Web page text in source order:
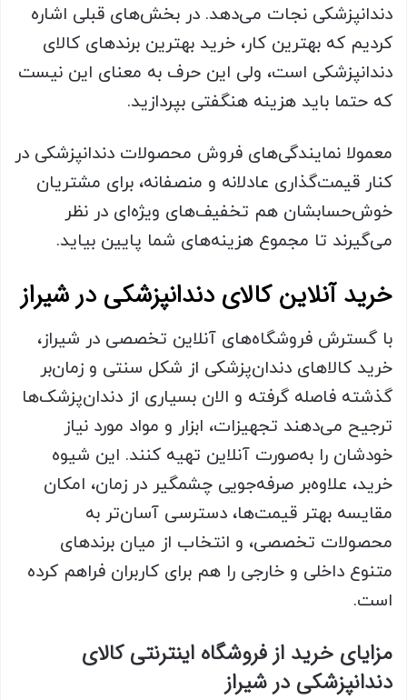
دندانپزشکی نجات می‌دهد. در بخش‌های قبلی اشاره
کردیم که بهترین کار، خرید بهترین برندهای کالای
دندانپزشکی است، ولی این حرف به معنای این نیست
که حتما باید هزینه هنگفتی بپردازید.
معمولا نمایندگی‌های فروش محصولات دندانپزشکی در
کنار قیمت‌گذاری عادلانه و منصفانه، برای مشتریان
خوش‌حسابشان هم تخفیف‌های ویژه‌ای در نظر
می‌گیرند تا مجموع هزینه‌های شما پایین بیاید.
خرید آنلاین کالای دندانپزشکی در شیراز
با گسترش فروشگاه‌های آنلاین تخصصی در شیراز،
خرید کالاهای دندان‌پزشکی از شکل سنتی و زمان‌بر
گذشته فاصله گرفته و الان بسیاری از دندان‌پزشک‌ها
ترجیح می‌دهند تجهیزات، ابزار و مواد مورد نیاز
خودشان را به‌صورت آنلاین تهیه کنند. این شیوه
خرید، علاوه‌بر صرفه‌جویی چشمگیر در زمان، امکان
مقایسه بهتر قیمت‌ها، دسترسی آسان‌تر به
محصولات تخصصی، و انتخاب از میان برندهای
متنوع داخلی و خارجی را هم برای کاربران فراهم کرده
است.
مزایای خرید از فروشگاه اینترنتی کالای
دندانپزشکی در شیراز